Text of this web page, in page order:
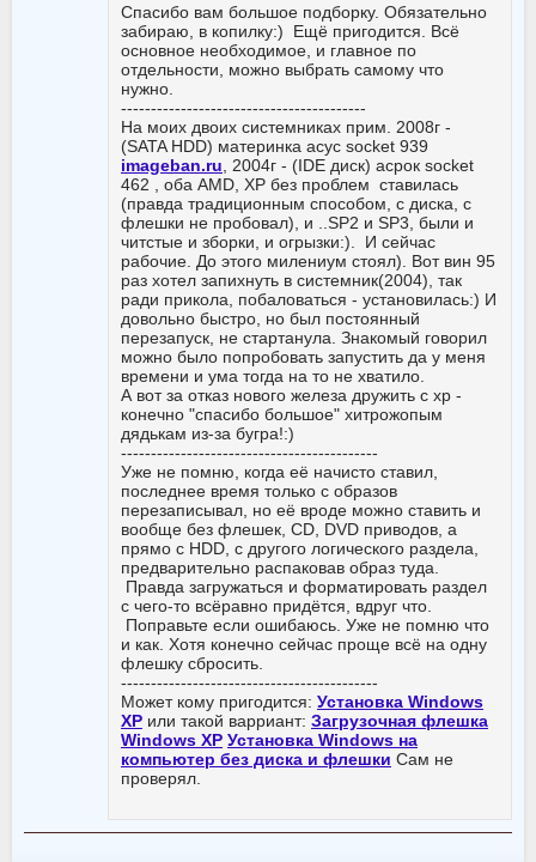
Спасибо вам большое подборку. Обязательно
забираю, в копилку:) Ещё пригодится. Всё
основное необходимое, и главное по
отдельности, можно выбрать самому что
нужно.
-----------------------------------------
На моих двоих системниках прим. 2008г -
(SATA HDD) материнка асус socket 939
imageban.ru , 2004г - (IDE диск) асрок socket
462 , оба AMD, ХР без проблем ставилась
(правда традиционным способом, с диска, с
флешки не пробовал), и ..SP2 и SP3, были и
читстые и зборки, и огрызки:). И сейчас
рабочие. До этого милениум стоял). Вот вин 95
раз хотел запихнуть в системник(2004), так
ради прикола, побаловаться - установилась:) И
довольно быстро, но был постоянный
перезапуск, не стартанула. Знакомый говорил
можно было попробовать запустить да у меня
времени и ума тогда на то не хватило.
А вот за отказ нового железа дружить с хр -
конечно "спасибо большое" хитрожопым
дядькам из-за бугра!:)
-------------------------------------------
Уже не помню, когда её начисто ставил,
последнее время только с образов
перезаписывал, но её вроде можно ставить и
вообще без флешек, CD, DVD приводов, а
прямо с HDD, с другого логического раздела,
предварительно распаковав образ туда.
Правда загружаться и форматировать раздел
с чего-то всёравно придётся, вдруг что.
Поправьте если ошибаюсь. Уже не помню что
и как. Хотя конечно сейчас проще всё на одну
флешку сбросить.
-------------------------------------------
Может кому пригодится: Установка Windows
XP или такой варриант: Загрузочная флешка
Windows XP Установка Windows на
компьютер без диска и флешки Сам не
проверял.